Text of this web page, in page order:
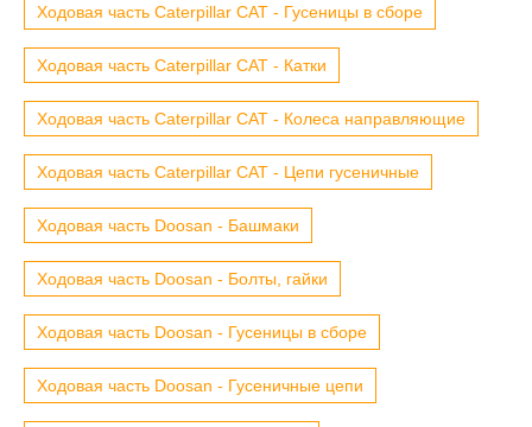
Ходовая часть Caterpillar CAT - Гусеницы в сборе
Ходовая часть Caterpillar CAT - Катки
Ходовая часть Caterpillar CAT - Колеса направляющие
Ходовая часть Caterpillar CAT - Цепи гусеничные
Ходовая часть Doosan - Башмаки
Ходовая часть Doosan - Болты, гайки
Ходовая часть Doosan - Гусеницы в сборе
Ходовая часть Doosan - Гусеничные цепи